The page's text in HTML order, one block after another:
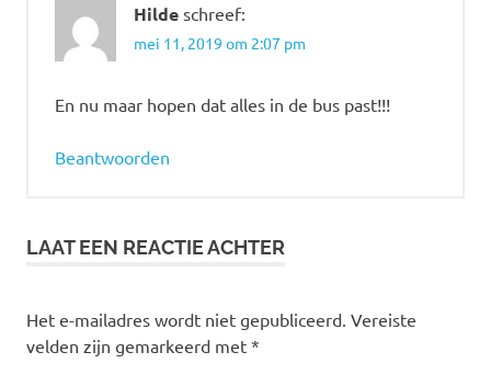
Hilde schreef:
mei 11, 2019 om 2:07 pm
En nu maar hopen dat alles in de bus past!!!
Beantwoorden
LAAT EEN REACTIE ACHTER
Het e-mailadres wordt niet gepubliceerd. Vereiste
velden zijn gemarkeerd met *